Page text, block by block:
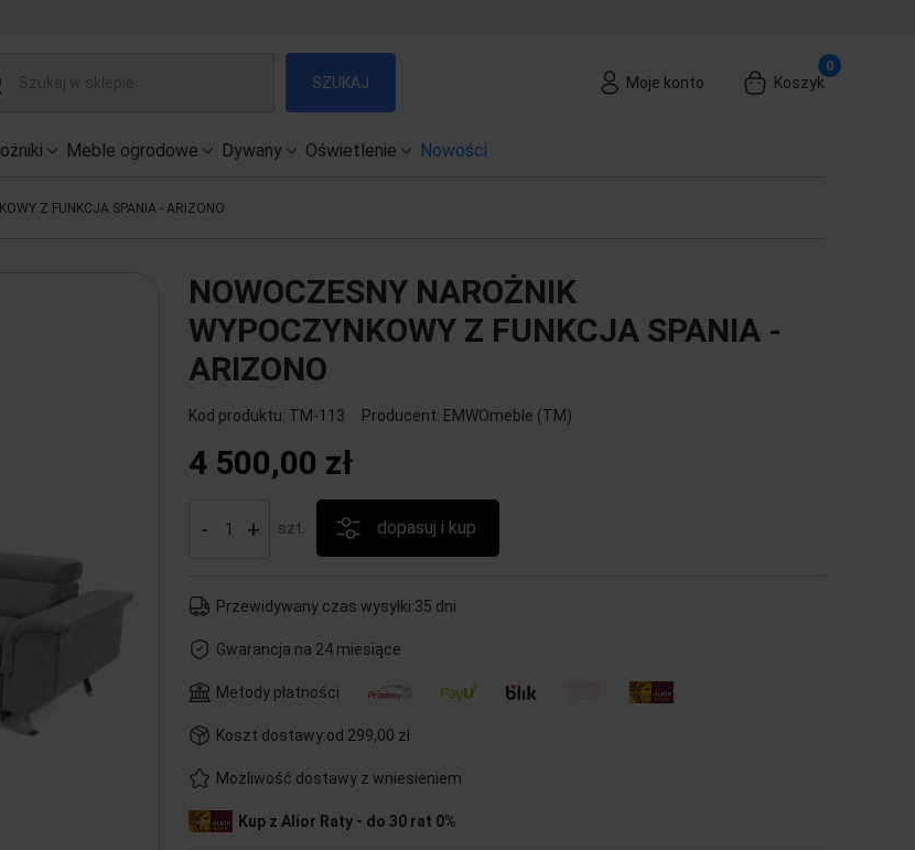
SZUKAJ Moje konto Koszyk
Meble ogrodowe Dywany Oświetlenie Nowości
Z FUNKCJA SPANIA - ARIZONO
NOWOCZESNY NAROŻNIK
WYPOCZYNKOWY Z FUNKCJA SPANIA -
ARIZONO
Kod produktu: TM-113 Producent: EMWOmeble (TM)
4 500,00 zł
+
- szt. dopasuj i kup
Przewidywany czas wysyłki:35 dni
Gwarancja na 24 miesiące
Metody płatności
Koszt dostawy:od 299,00 zł
Możliwość dostawy z wniesieniem
Kup z Alior Raty - do 30 rat 0%